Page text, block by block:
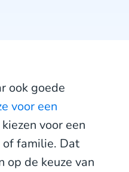
ook goede
voor een
voor een
of familie. Dat
op de keuze van